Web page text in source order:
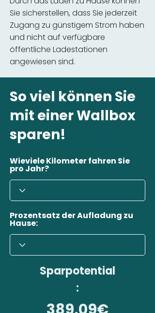
Sie sicherstellen, dass Sie jederzeit
Zugang zu günstigem Strom haben
und nicht auf verfügbare
öffentliche Ladestationen
angewiesen sind.
So viel können Sie
mit einer Wallbox
sparen!
Wieviele Kilometer fahren Sie
pro Jahr?
Prozentsatz der Aufladung zu
Hause:
Sparpotential
: